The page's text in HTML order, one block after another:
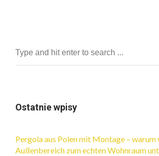
Ostatnie wpisy
Pergola aus Polen mit Montage – warum
Außenbereich zum echten Wohnraum